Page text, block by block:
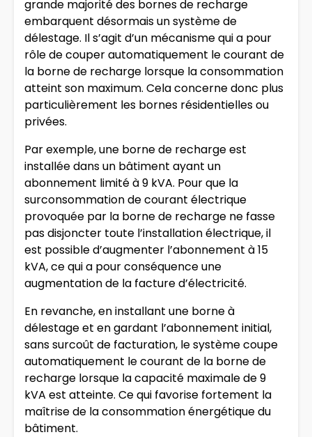
grande majorité des bornes de recharge
embarquent désormais un système de
délestage. Il s’agit d’un mécanisme qui a pour
rôle de couper automatiquement le courant de
la borne de recharge lorsque la consommation
atteint son maximum. Cela concerne donc plus
particulièrement les bornes résidentielles ou
privées.
Par exemple, une borne de recharge est
installée dans un bâtiment ayant un
abonnement limité à 9 kVA. Pour que la
surconsommation de courant électrique
provoquée par la borne de recharge ne fasse
pas disjoncter toute l’installation électrique, il
est possible d’augmenter l’abonnement à 15
kVA, ce qui a pour conséquence une
augmentation de la facture d’électricité.
En revanche, en installant une borne à
délestage et en gardant l’abonnement initial,
sans surcoût de facturation, le système coupe
automatiquement le courant de la borne de
recharge lorsque la capacité maximale de 9
kVA est atteinte. Ce qui favorise fortement la
maîtrise de la consommation énergétique du
bâtiment.